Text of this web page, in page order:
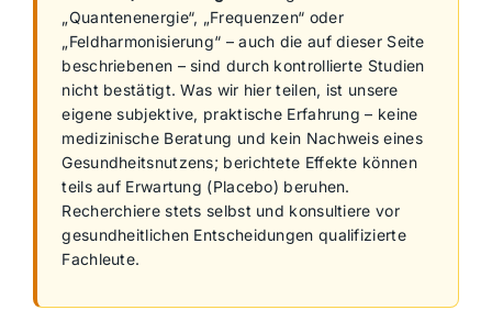
„Quantenenergie“, „Frequenzen“ oder
„Feldharmonisierung“ – auch die auf dieser Seite
beschriebenen – sind durch kontrollierte Studien
nicht bestätigt. Was wir hier teilen, ist unsere
eigene subjektive, praktische Erfahrung – keine
medizinische Beratung und kein Nachweis eines
Gesundheitsnutzens; berichtete Effekte können
teils auf Erwartung (Placebo) beruhen.
Recherchiere stets selbst und konsultiere vor
gesundheitlichen Entscheidungen qualifizierte
Fachleute.